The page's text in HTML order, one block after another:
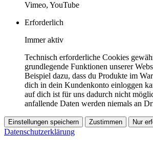
Vimeo, YouTube
Erforderlich
Immer aktiv
Technisch erforderliche Cookies
grundlegende Funktionen unserer
Beispiel dazu, dass du Produkte im
dich in dein Kundenkonto einloggen
auf dich ist für uns dadurch nicht
anfallende Daten werden niemals an
Einstellungen speichern Zustimmen Nur
Datenschutzerklärung